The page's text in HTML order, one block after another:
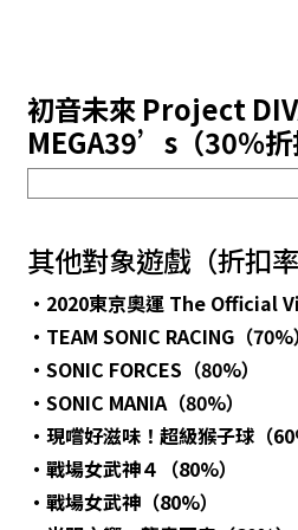
初音未來 Project
MEGA39’s（30％折
其他對象遊戲（折扣率
・ 2020東京奧運 The Official
・ TEAM SONIC RACING（70%）
・ SONIC FORCES （80%）
・ SONIC MANIA（80%）
・ 現嚐好滋味！超級猴子球（
・ 戰場女武神４ （80%）
・ 戰場女武神（80%）